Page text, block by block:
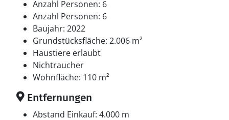
Anzahl Personen: 6
Anzahl Personen: 6
Baujahr: 2022
Grundstücksfläche: 2.006 m²
Haustiere erlaubt
Nichtraucher
Wohnfläche: 110 m²
Entfernungen
Abstand Einkauf: 4.000 m